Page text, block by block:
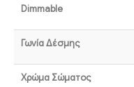
Dimmable
Γωνία Δέσμης
Χρώμα Σώματος